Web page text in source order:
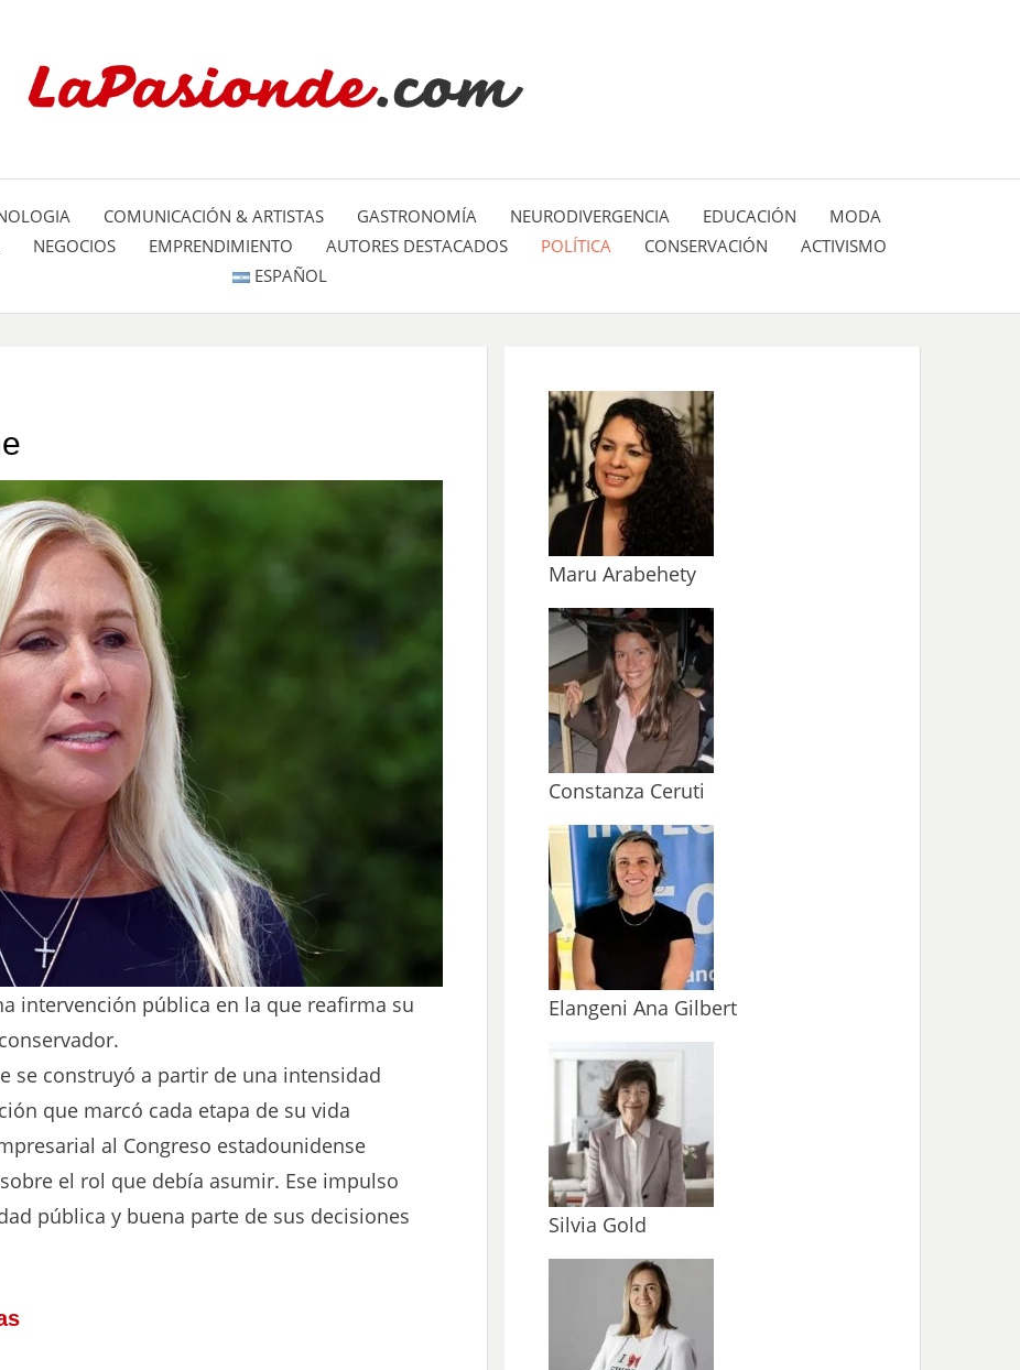
LA PASIÓN DE:
COMUNICACIÓN & ARTISTAS GASTRONOMÍA NEURODIVERGENCIA EDUCACIÓN
MODA
NEGOCIOS EMPRENDIMIENTO AUTORES DESTACADOS POLÍTICA CONSERVACIÓN
ACTIVISMO
ESPAÑOL
intervención pública en la que reafirma su
se construyó a partir de una intensidad
que marcó cada etapa de su vida
al Congreso estadounidense
el rol que debía asumir. Ese impulso
pública y buena parte de sus decisiones
Maru Arabehety
Constanza Ceruti
Elangeni Ana Gilbert
Silvia Gold